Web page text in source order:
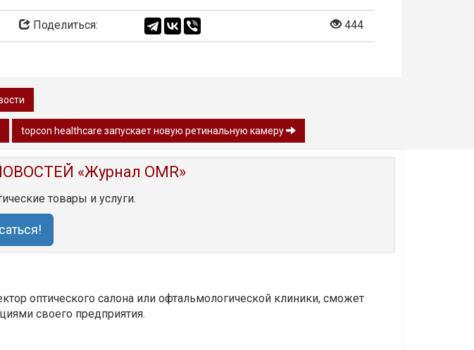
Поделиться: 444
topcon healthcare запускает новую ретинальную камеру
«Журнал OMR»
товары и услуги.
оптического салона или офтальмологической клиники, сможет
своего предприятия.